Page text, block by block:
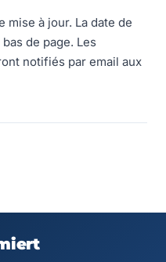
mise à jour. La date de
de page. Les
notifiés par email aux